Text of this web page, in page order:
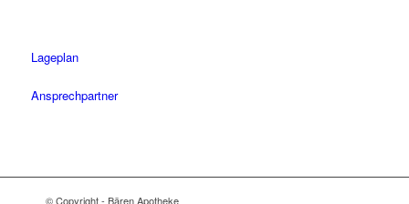
Lageplan
Ansprechpartner
© Copyright - Bären Apotheke